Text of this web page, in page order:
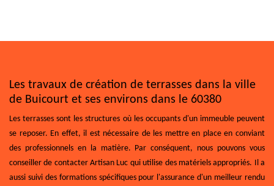
Les travaux de création de terrasses dans la ville
de Buicourt et ses environs dans le 60380
Les terrasses sont les structures où les occupants d'un immeuble peuvent
se reposer. En effet, il est nécessaire de les mettre en place en conviant
des professionnels en la matière. Par conséquent, nous pouvons vous
conseiller de contacter Artisan Luc qui utilise des matériels appropriés. Il a
aussi suivi des formations spécifiques pour l'assurance d'un meilleur rendu